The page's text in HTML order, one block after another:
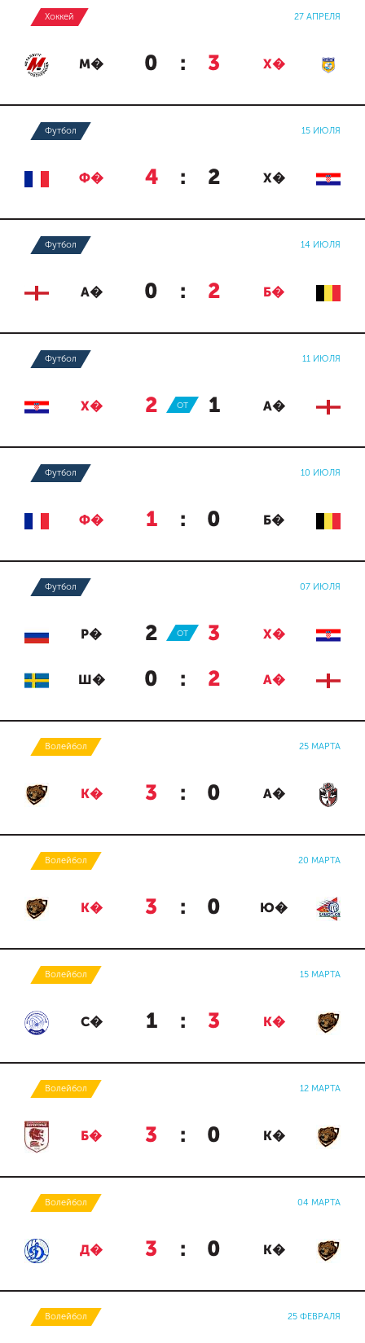
Хоккей 27 АПРЕЛЯ
М� 0 : 3 Х�
Футбол 15 ИЮЛЯ
Ф� 4 : 2 Х�
Футбол 14 ИЮЛЯ
А� 0 : 2 Б�
Футбол 11 ИЮЛЯ
Х� 2 : 1 А�
ОТ
Футбол 10 ИЮЛЯ
Ф� 1 : 0 Б�
Футбол 07 ИЮЛЯ
Р� 2 : 3 Х�
ОТ
Ш� 0 : 2 А�
Волейбол 25 МАРТА
К� 3 : 0 А�
Волейбол 20 МАРТА
К� 3 : 0 Ю�
Волейбол 15 МАРТА
С� 1 : 3 К�
Волейбол 12 МАРТА
Б� 3 : 0 К�
Волейбол 04 МАРТА
Д� 3 : 0 К�
Волейбол 25 ФЕВРАЛЯ